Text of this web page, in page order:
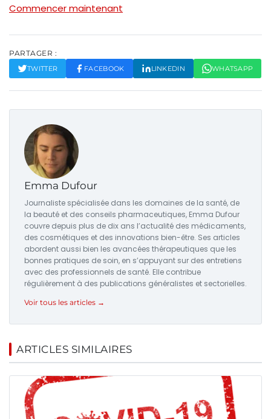
Commencer maintenant
PARTAGER :
TWITTER FACEBOOK LINKEDIN WHATSAPP
Emma Dufour
Journaliste spécialisée dans les domaines de la santé, de
la beauté et des conseils pharmaceutiques, Emma Dufour
couvre depuis plus de dix ans l’actualité des médicaments,
des cosmétiques et des innovations bien-être. Ses articles
abordent aussi bien les avancées thérapeutiques que les
bonnes pratiques de soin, en s’appuyant sur des entretiens
avec des professionnels de santé. Elle contribue
régulièrement à des publications généralistes et sectorielles.
Voir tous les articles →
ARTICLES SIMILAIRES